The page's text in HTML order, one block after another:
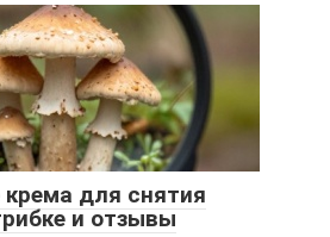
для снятия
и отзывы